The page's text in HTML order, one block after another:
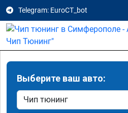
Telegram: EuroCT_bot
Выберите ваш авто: